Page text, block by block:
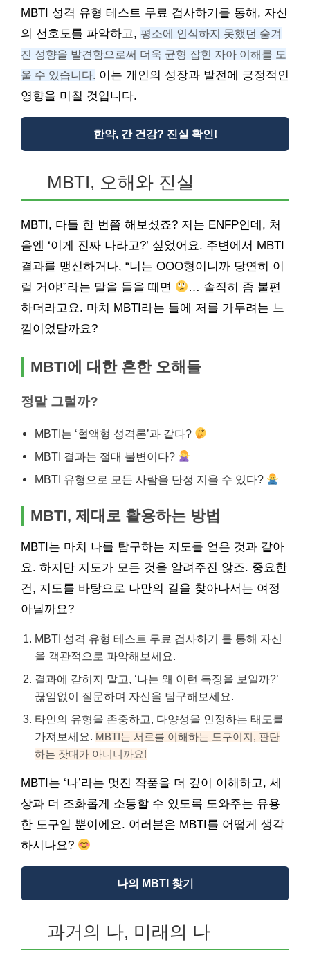
MBTI 성격 유형 테스트 무료 검사하기를 통해, 자신
의 선호도를 파악하고, 평소에 인식하지 못했던 숨겨
진 성향을 발견함으로써 더욱 균형 잡힌 자아 이해를 도
울 수 있습니다. 이는 개인의 성장과 발전에 긍정적인
영향을 미칠 것입니다.
한약, 간 건강? 진실 확인!
MBTI, 오해와 진실
MBTI, 다들 한 번쯤 해보셨죠? 저는 ENFP인데, 처
음엔 ‘이게 진짜 나라고?’ 싶었어요. 주변에서 MBTI
결과를 맹신하거나, “너는 OOO형이니까 당연히 이
럴 거야!”라는 말을 들을 때면
… 솔직히 좀 불편
하더라고요. 마치 MBTI라는 틀에 저를 가두려는 느
낌이었달까요?
MBTI에 대한 흔한 오해들
정말 그럴까?
MBTI는 ‘혈액형 성격론’과 같다?
MBTI 결과는 절대 불변이다?
MBTI 유형으로 모든 사람을 단정 지을 수 있다?
MBTI, 제대로 활용하는 방법
MBTI는 마치 나를 탐구하는 지도를 얻은 것과 같아
요. 하지만 지도가 모든 것을 알려주진 않죠. 중요한
건, 지도를 바탕으로 나만의 길을 찾아나서는 여정
아닐까요?
MBTI 성격 유형 테스트 무료 검사하기 를 통해 자신
을 객관적으로 파악해보세요.
결과에 갇히지 말고, ‘나는 왜 이런 특징을 보일까?’
끊임없이 질문하며 자신을 탐구해보세요.
타인의 유형을 존중하고, 다양성을 인정하는 태도를
가져보세요. MBTI는 서로를 이해하는 도구이지, 판단
하는 잣대가 아니니까요!
MBTI는 ‘나’라는 멋진 작품을 더 깊이 이해하고, 세
상과 더 조화롭게 소통할 수 있도록 도와주는 유용
한 도구일 뿐이에요. 여러분은 MBTI를 어떻게 생각
하시나요?
나의 MBTI 찾기
과거의 나, 미래의 나